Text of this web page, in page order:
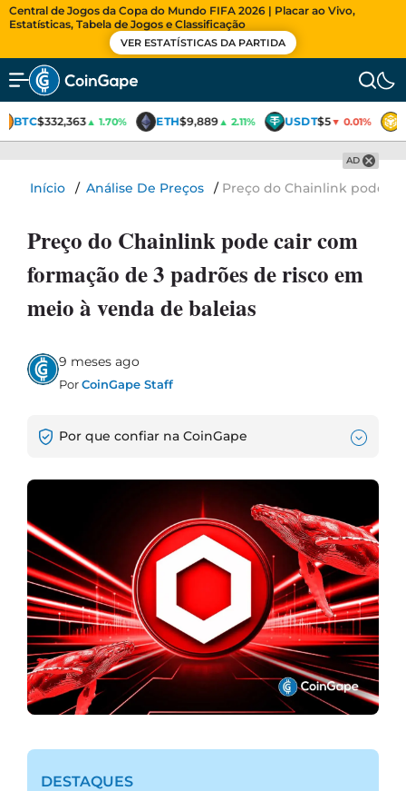
Central de Jogos da Copa do Mundo FIFA 2026 | Placar ao Vivo,
Estatísticas, Tabela de Jogos e Classificação
VER ESTATÍSTICAS DA PARTIDA
BTC$332,363▲ 1.70% ETH$9,889▲ 2.11% USDT$5▼ 0.01%
AD
Início / Análise De Preços / Preço do Chainlink pode
Preço do Chainlink pode cair com
formação de 3 padrões de risco em
meio à venda de baleias
9 meses ago
PorCoinGape Staff
Por que confiar na CoinGape
DESTAQUES